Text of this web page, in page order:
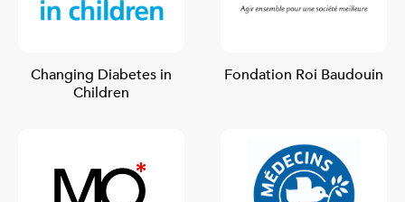
Changing Diabetes in
Children
Fondation Roi Baudouin